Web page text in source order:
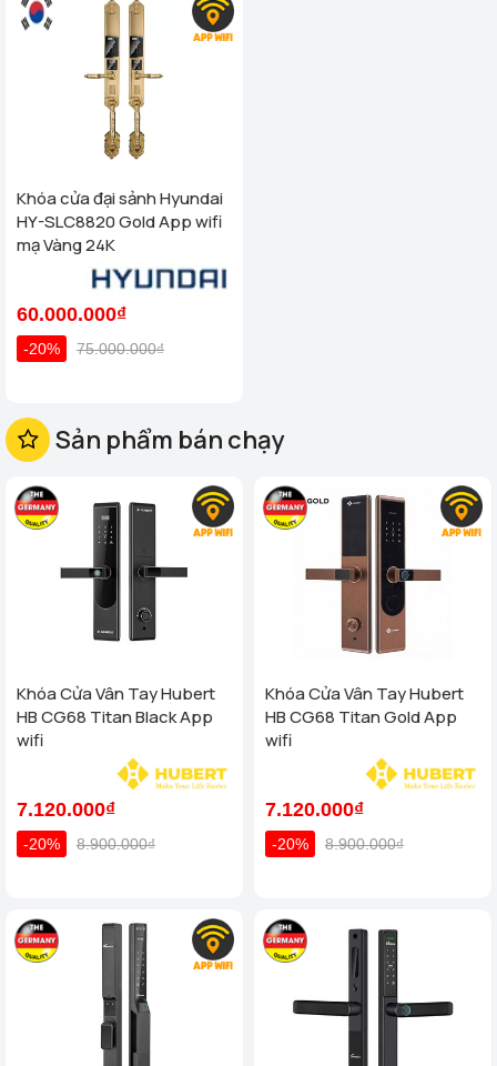
Khóa cửa đại sảnh Hyundai
HY-SLC8820 Gold App wifi
mạ Vàng 24K
60.000.000₫
-20% 75.000.000₫
Sản phẩm bán chạy
Khóa Cửa Vân Tay Hubert
HB CG68 Titan Black App
wifi
7.120.000₫
-20% 8.900.000₫
Khóa Cửa Vân Tay Hubert
HB CG68 Titan Gold App
wifi
7.120.000₫
-20% 8.900.000₫